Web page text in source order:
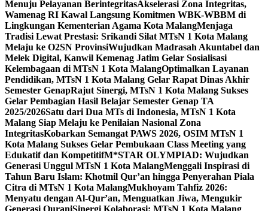
Menuju Pelayanan BerintegritasAkselerasi Zona Integritas,
Wamenag RI Kawal Langsung Komitmen WBK-WBBM di
Lingkungan Kementerian Agama Kota MalangMenjaga
Tradisi Lewat Prestasi: Srikandi Silat MTsN 1 Kota Malang
Melaju ke O2SN ProvinsiWujudkan Madrasah Akuntabel dan
Melek Digital, Kanwil Kemenag Jatim Gelar Sosialisasi
Kelembagaan di MTsN 1 Kota MalangOptimalkan Layanan
Pendidikan, MTsN 1 Kota Malang Gelar Rapat Dinas Akhir
Semester GenapRajut Sinergi, MTsN 1 Kota Malang Sukses
Gelar Pembagian Hasil Belajar Semester Genap TA
2025/2026Satu dari Dua MTs di Indonesia, MTsN 1 Kota
Malang Siap Melaju ke Penilaian Nasional Zona
IntegritasKobarkan Semangat PAWS 2026, OSIM MTsN 1
Kota Malang Sukses Gelar Pembukaan Class Meeting yang
Edukatif dan KompetitifM*STAR OLYMPIAD: Wujudkan
Generasi Unggul MTsN 1 Kota MalangMenggali Inspirasi di
Tahun Baru Islam: Khotmil Qur’an hingga Penyerahan Piala
Citra di MTsN 1 Kota MalangMukhoyam Tahfiz 2026:
Menyatu dengan Al-Qur’an, Menguatkan Jiwa, Mengukir
Generasi QuraniSinergi Kolaborasi: MTsN 1 Kota Malang